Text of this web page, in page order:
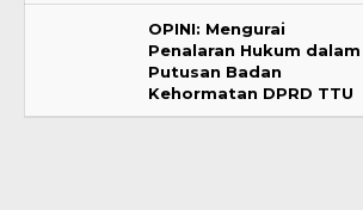
OPINI: Mengurai
Penalaran Hukum dalam
Putusan Badan
Kehormatan DPRD TTU